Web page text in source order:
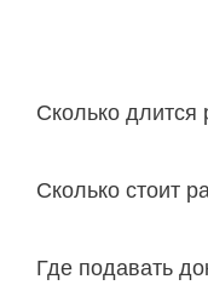
Сколько
Сколько стоит
Где подавать